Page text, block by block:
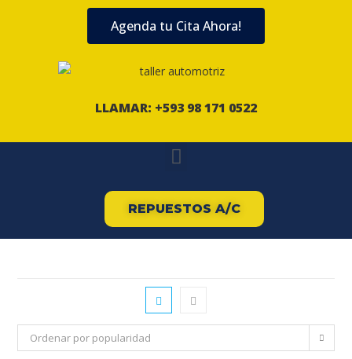
Agenda tu Cita Ahora!
LLAMAR: +593 98 171 0522
REPUESTOS A/C
Ordenar por popularidad